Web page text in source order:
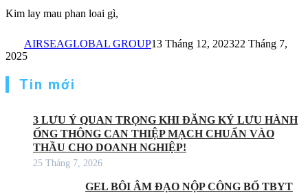
Kim lay mau phan loai gì,
AIRSEAGLOBAL GROUP13 Tháng 12, 202322 Tháng 7,
2025
Tin mới
3 LƯU Ý QUAN TRỌNG KHI ĐĂNG KÝ LƯU HÀNH
ỐNG THÔNG CAN THIỆP MẠCH CHUẨN VÀO
THẦU CHO DOANH NGHIỆP!
25 Tháng 7, 2026
GEL BÔI ÂM ĐẠO NỘP CÔNG BỐ TBYT